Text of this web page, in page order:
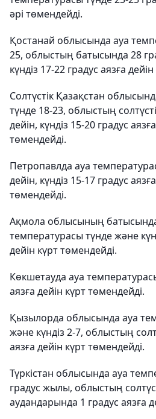
әрі төмендейді.
Қостанай облысында ауа
25, облыстың батысында 28
күндіз 17-22 градус аязға
Солтүстік Қазақстан
түнде 18-23, облыстың
дейін, күндіз 15-20 градус
төмендейді.
Петропавлда ауа
дейін, күндіз 15-17 градус
төмендейді.
Ақмола облысының батысында,
температурасы түнде және
дейін күрт төмендейді.
Көкшетауда ауа
аязға дейін күрт төмендейді.
Қызылорда облысында ауа
және күндіз 2-7, облыстың
аязға дейін күрт төмендейді.
Түркістан облысында ауа
градус жылы, облыстың
аудандарында 1 градус аязға